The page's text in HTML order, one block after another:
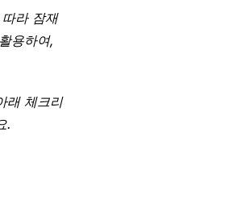
라 잠재
용하여,
래 체크리
.